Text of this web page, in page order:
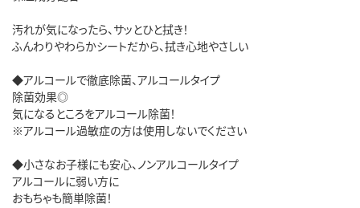
汚れが気になったら、サッとひと拭き！
ふんわりやわらかシートだから、拭き心地やさしい
◆アルコールで徹底除菌、アルコールタイプ
除菌効果◎
気になるところをアルコール除菌！
※アルコール過敏症の方は使用しないでください
◆小さなお子様にも安心、ノンアルコールタイプ
アルコールに弱い方に
おもちゃも簡単除菌！